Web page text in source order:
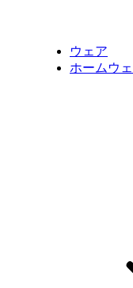
ウェア
ホームウ